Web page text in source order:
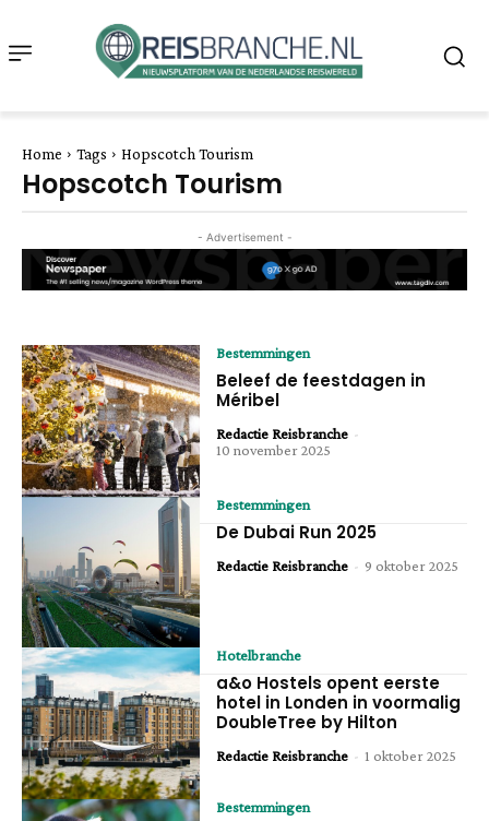
Home Tags Hopscotch Tourism
Hopscotch Tourism
- Advertisement -
Bestemmingen
Beleef de feestdagen in
Méribel
Redactie Reisbranche -
10 november 2025
Bestemmingen
De Dubai Run 2025
Redactie Reisbranche - 9 oktober 2025
Hotelbranche
a&o Hostels opent eerste
hotel in Londen in voormalig
DoubleTree by Hilton
Redactie Reisbranche - 1 oktober 2025
Bestemmingen